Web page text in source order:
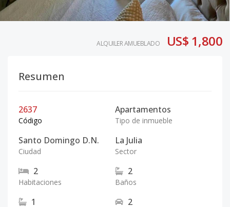
ALQUILER AMUEBLADO US$ 1,800
Resumen
2637
Código
Apartamentos
Tipo de inmueble
Santo Domingo D.N.
Ciudad
La Julia
Sector
2
Habitaciones
2
Baños
1 2